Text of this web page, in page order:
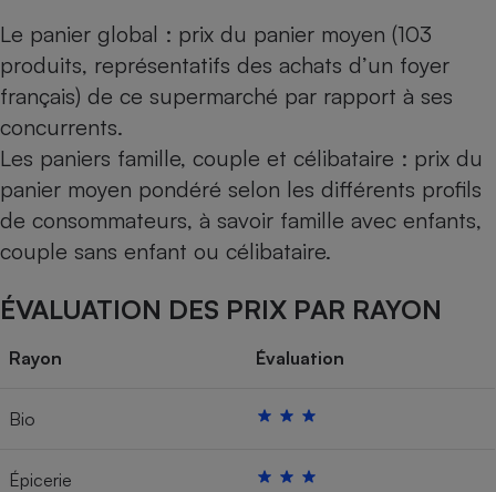
Le panier global : prix du panier moyen (103
produits, représentatifs des achats d’un foyer
français) de ce supermarché par rapport à ses
concurrents.
Les paniers famille, couple et célibataire : prix du
panier moyen pondéré selon les différents profils
de consommateurs, à savoir famille avec enfants,
couple sans enfant ou célibataire.
ÉVALUATION DES PRIX PAR RAYON
Rayon Évaluation
Bio
Épicerie